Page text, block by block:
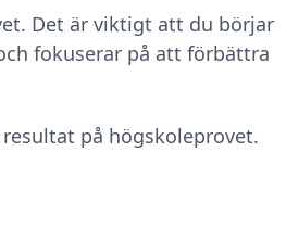
Det är viktigt att du börjar
fokuserar på att förbättra
på högskoleprovet.